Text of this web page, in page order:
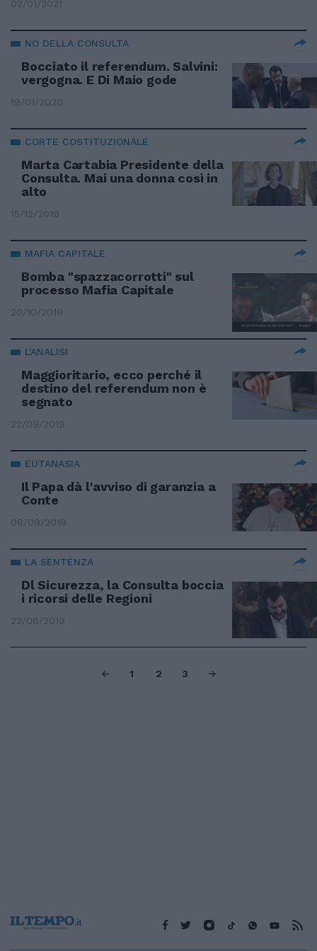
02/01/2021
NO DELLA CONSULTA
Bocciato il referendum. Salvini:
vergogna. E Di Maio gode
19/01/2020
CORTE COSTITUZIONALE
Marta Cartabia Presidente della
Consulta. Mai una donna così in
alto
15/12/2019
MAFIA CAPITALE
Bomba "spazzacorrotti" sul
processo Mafia Capitale
20/10/2019
L'ANALISI
Maggioritario, ecco perché il
destino del referendum non è
segnato
22/09/2019
EUTANASIA
Il Papa dà l'avviso di garanzia a
Conte
08/09/2019
LA SENTENZA
Dl Sicurezza, la Consulta boccia
i ricorsi delle Regioni
22/06/2019
1 2 3